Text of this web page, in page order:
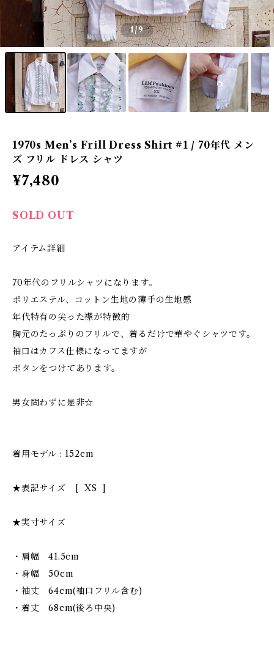
1/9
1970s Men’s Frill Dress Shirt #1 / 70年代 メン
ズ フリル ドレス シャツ
¥7,480
SOLD OUT
アイテム詳細
70年代のフリルシャツになります。
ポリエステル、コットン生地の薄手の生地感
年代特有の尖った襟が特徴的
胸元のたっぷりのフリルで、着るだけで華やぐシャツです。
袖口はカフス仕様になってますが
ボタンをつけてあります。
男女問わずに是非☆
着用モデル : 152cm
★表記サイズ [ XS ]
★実寸サイズ
・肩幅 41.5cm
・身幅 50cm
・袖丈 64cm(袖口フリル含む)
・着丈 68cm(後ろ中央)